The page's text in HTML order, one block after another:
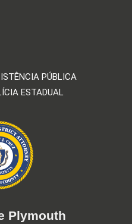
PÚBLICA
ESTADUAL
Plymouth